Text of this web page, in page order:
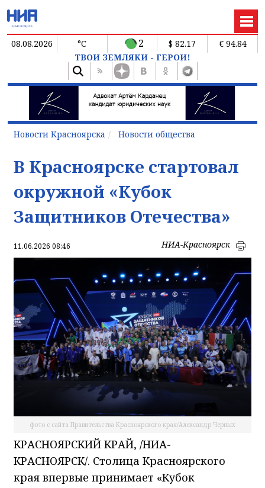
08.08.2026 °C 2 $ 82.17
€ 94.84
ТВОИ ЗЕМЛЯКИ - ГЕРОИ!
Новости Красноярска Новости общества
В Красноярске стартовал
окружной «Кубок
Защитников Отечества»
11.06.2026 08:46 НИА-Красноярск
фото с сайта Правительства Красноярского края/Александр Черных
КРАСНОЯРСКИЙ КРАЙ, /НИА-
КРАСНОЯРСК/. Столица Красноярского
края впервые принимает «Кубок